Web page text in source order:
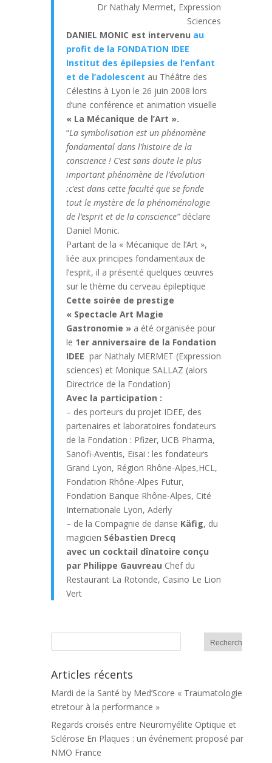
Dr Nathaly Mermet, Expression
Sciences
DANIEL MONIC est intervenu au
profit de la FONDATION IDEE
Institut des épilepsies de l’enfant
et de l’adolescent au Théâtre des
Célestins à Lyon le 26 juin 2008 lors
d’une conférence et animation visuelle
« La Mécanique de l’Art ».
“La symbolisation est un phénomène
fondamental dans l’histoire de la
conscience ! C’est sans doute le plus
important phénomène de l’évolution
:c’est dans cette faculté que se fonde
tout le mystère de la phénoménologie
de l’esprit et de la conscience” déclare
Daniel Monic.
Partant de la « Mécanique de l’Art »,
liée aux principes fondamentaux de
l’esprit, il a présenté quelques œuvres
sur le thème du cerveau épileptique
Cette soirée de prestige
« Spectacle Art Magie
Gastronomie » a été organisée pour
le 1er anniversaire de la Fondation
IDEE par Nathaly MERMET (Expression
sciences) et Monique SALLAZ (alors
Directrice de la Fondation)
Avec la participation :
– des porteurs du projet IDEE, des
partenaires et laboratoires fondateurs
de la Fondation : Pfizer, UCB Pharma,
Sanofi-Aventis, Eisai : les fondateurs
Grand Lyon, Région Rhône-Alpes,HCL,
Fondation Rhône-Alpes Futur,
Fondation Banque Rhône-Alpes, Cité
Internationale Lyon, Aderly
– de la Compagnie de danse Käfig, du
magicien Sébastien Drecq
avec un cocktail dînatoire conçu
par Philippe Gauvreau Chef du
Restaurant La Rotonde, Casino Le Lion
Vert
Articles récents
Mardi de la Santé by Med’Score « Traumatologie
etretour à la performance »
Regards croisés entre Neuromyélite Optique et
Sclérose En Plaques : un événement proposé par
NMO France